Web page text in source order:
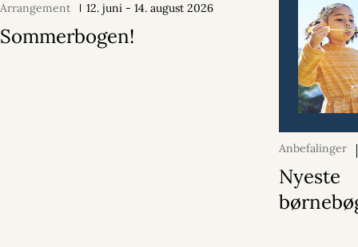
Arrangement 12. juni - 14. august 2026
Sommerbogen!
Anbefalinger
2026
Nyeste